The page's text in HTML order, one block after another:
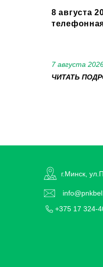
8 августа
7 августа
ЧИТАТЬ
г.Минск,
+375 17 324-